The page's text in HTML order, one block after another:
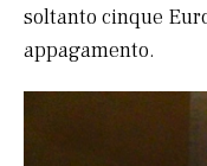
soltanto cinque
appagamento.